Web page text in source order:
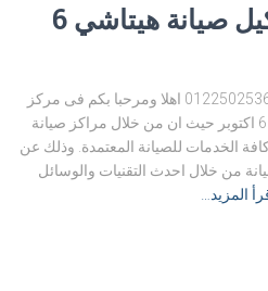
01225025360 توكيل صيانة هيتاشي 6
مركز صيانة هيتاشي 6 اكتوبر 01225025360 اهلا ومرحبا بكم فى مركز
صيانة اجهزة هيتاشي المنزلية في 6 اكتوبر حيث ان من خلال مراكز صيانة
كافة الخدمات للصيانة المعتمدة. وذلك عن
من خلال احدث التقنيات والوسائل
المزيد…